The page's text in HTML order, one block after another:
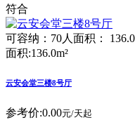
符合
可容纳：70人 面积： 136.0
面积:136.0m²
云安会堂三楼8号厅
参考价:0.00元/天起